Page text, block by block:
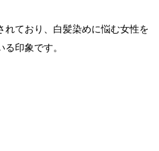
れており、白髪染めに悩む女性を
印象です。